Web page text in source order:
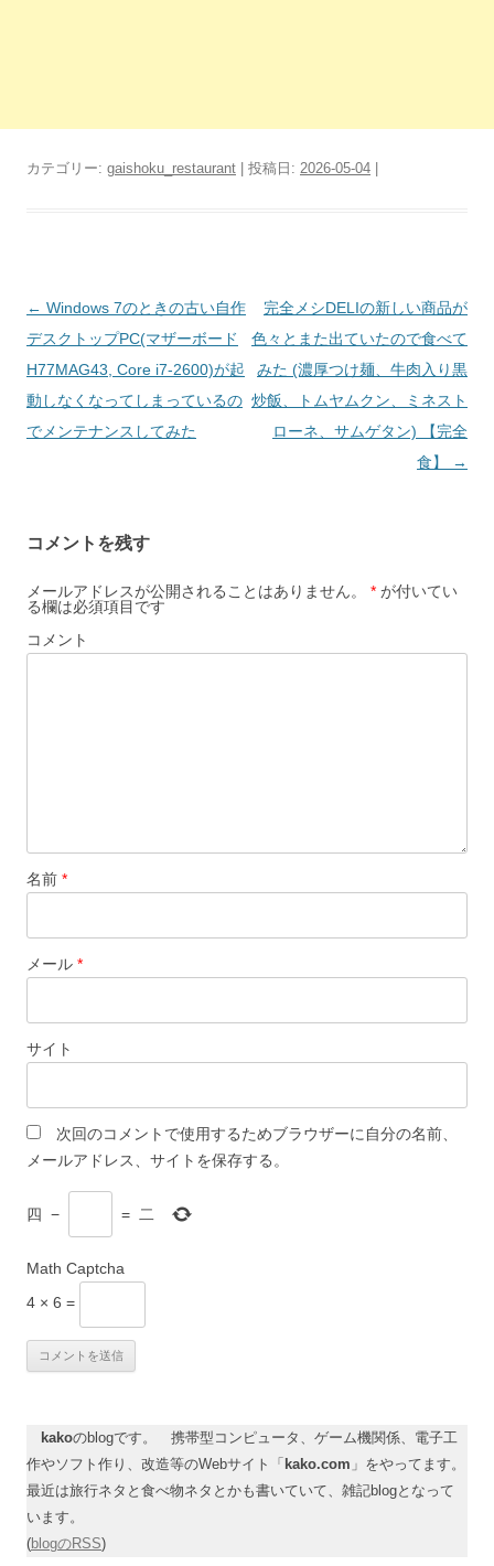
カテゴリー: gaishoku_restaurant | 投稿日: 2026-05-04 |
投
稿
ナ
ビ
ゲ
ン
← Windows 7のときの古い自作
デスクトップPC(マザーボード
H77MAG43, Core i7-2600)が起
動しなくなってしまっているの
でメンテナンスしてみた
完全メシDELIの新しい商品が
色々とまた出ていたので食べて
みた (濃厚つけ麺、牛肉入り黒
炒飯、トムヤムクン、ミネスト
ローネ、サムゲタン) 【完全
食】
→
コメントを残す
メールアドレスが公開されることはありません。 * が付いてい
る欄は必須項目です
コメント
名前 *
メール *
サイト
次回のコメントで使用するためブラウザーに自分の名前、
メールアドレス、サイトを保存する。
四 − = 二
Math Captcha
4 × 6 =
kakoのblogです。 携帯型コンピュータ、ゲーム機関係、電子工
作やソフト作り、改造等のWebサイト「kako.com 」をやってます。
最近は旅行ネタと食べ物ネタとかも書いていて、雑記blogとなって
います。
(blogのRSS)